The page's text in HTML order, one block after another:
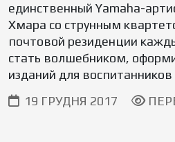
единственный Yamaha-
Хмара со струнным
почтовой резиденции
стать волшебником,
изданий для
19 ГРУДНЯ 2017